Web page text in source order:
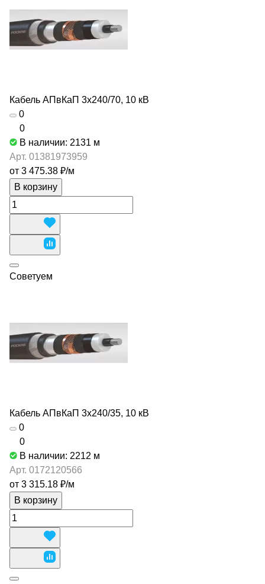
Кабель АПвКаП 3х240/70, 10 кВ
0
0
В наличии: 2131 м
Арт. 01381973959
от 3 475.38 ₽/м
В корзину
Советуем
Кабель АПвКаП 3х240/35, 10 кВ
0
0
В наличии: 2212 м
Арт. 0172120566
от 3 315.18 ₽/м
В корзину